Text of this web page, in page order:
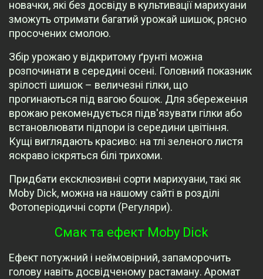
новачки, які без досвіду в культивації марихуани
зможуть отримати багатий урожай шишок, рясно
просочених смолою.
Збір урожаю у відкритому ґрунті можна
розпочинати в середині осені. Головний показник
зрілості шишок – величезні гілки, що
прогинаються під вагою бошок. Для збереження
врожаю рекомендується підв'язувати гілки або
встановлювати підпори із середини цвітіння.
Кущі виглядають красиво: на тлі зеленого листя
яскраво іскряться білі трихоми.
Придбати ексклюзивні сорти марихуани, такі як
Moby Dick, можна на нашому сайті в розділі
Фотоперіодичні сорти (Регуляри).
Смак та ефект Moby Dick
Ефект потужний і неймовірний, запаморочить
голову навіть досвідченому растаману. Аромат